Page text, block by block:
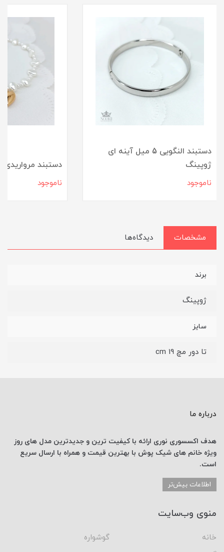
دستبند النگویی 5 میل آینه ای
ژوپینگ
ناموجود
دستبند مرواریدی
ناموجود
مشخصات دیدگاه‌ها
برند
ژوپینگ
سایز
تا دور مچ 19 cm
درباره ما
هدف اکسسوری نوری ارائه با کیفیت ترین و جدیدترین مدل های روز
ویژه خانم های شیک پوش با بهترین قیمت و همراه با ارسال سریع
است.
اطلاعات بیش‌تر
منوی وب‌سایت
خانه
گوشواره